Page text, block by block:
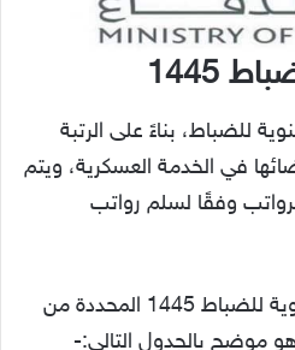
1445
للضباط، بناءً على الرتبة
في الخدمة العسكرية، ويتم
وفقًا لسلم رواتب
هذا وقد جاءت العلاوة السنوية للضباط 1445 المحددة من
موضح بالجدول التالي:-